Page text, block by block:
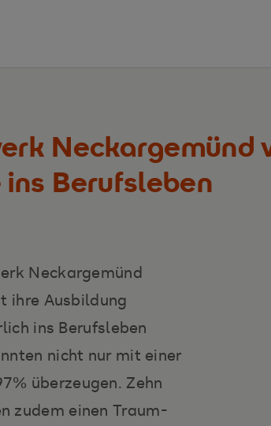
Neckargemünd
Berufsleben
Neckargemünd
ihre Ausbildung
ins Berufsleben
nicht nur mit einer
überzeugen. Zehn
zudem einen Traum-